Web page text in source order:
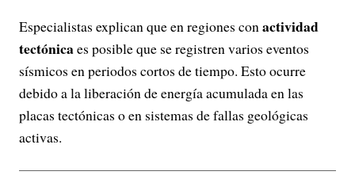
Especialistas explican que en regiones conactividad
tectónicaes posible que se registren varios eventos
sísmicos en periodos cortos de tiempo. Esto ocurre
debido a la liberación de energía acumulada en las
placas tectónicas o en sistemas de fallas geológicas
activas.